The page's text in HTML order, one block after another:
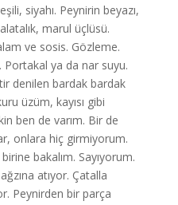
siyahı. Peynirin beyazı,
marul üçlüsü.
ve sosis. Gözleme.
Portakal ya da nar suyu.
denilen bardak bardak
üzüm, kayısı gibi
ben de varım. Bir de
onlara hiç girmiyorum.
bakalım. Sayıyorum.
atıyor. Çatalla
Peynirden bir parça